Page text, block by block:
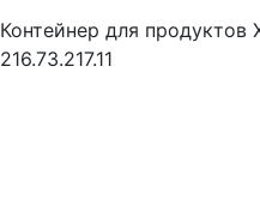
Контейнер для
216.73.217.11